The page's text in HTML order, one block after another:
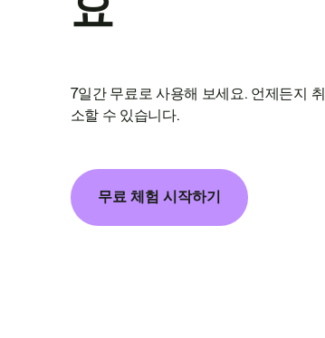
7일간 무료로 사용해 보세요. 언제든지 취
소할 수 있습니다.
무료 체험 시작하기